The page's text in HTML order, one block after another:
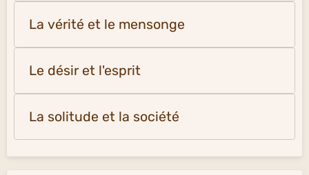
La vérité et le mensonge
Le désir et l'esprit
La solitude et la société